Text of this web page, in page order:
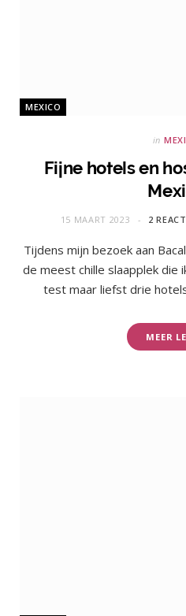
MEXICO
in
Fijne hotels en
15 MAART 2023 2
Tijdens mijn bezoek aan
de meest chille slaapplek die
test maar liefst drie
MEER